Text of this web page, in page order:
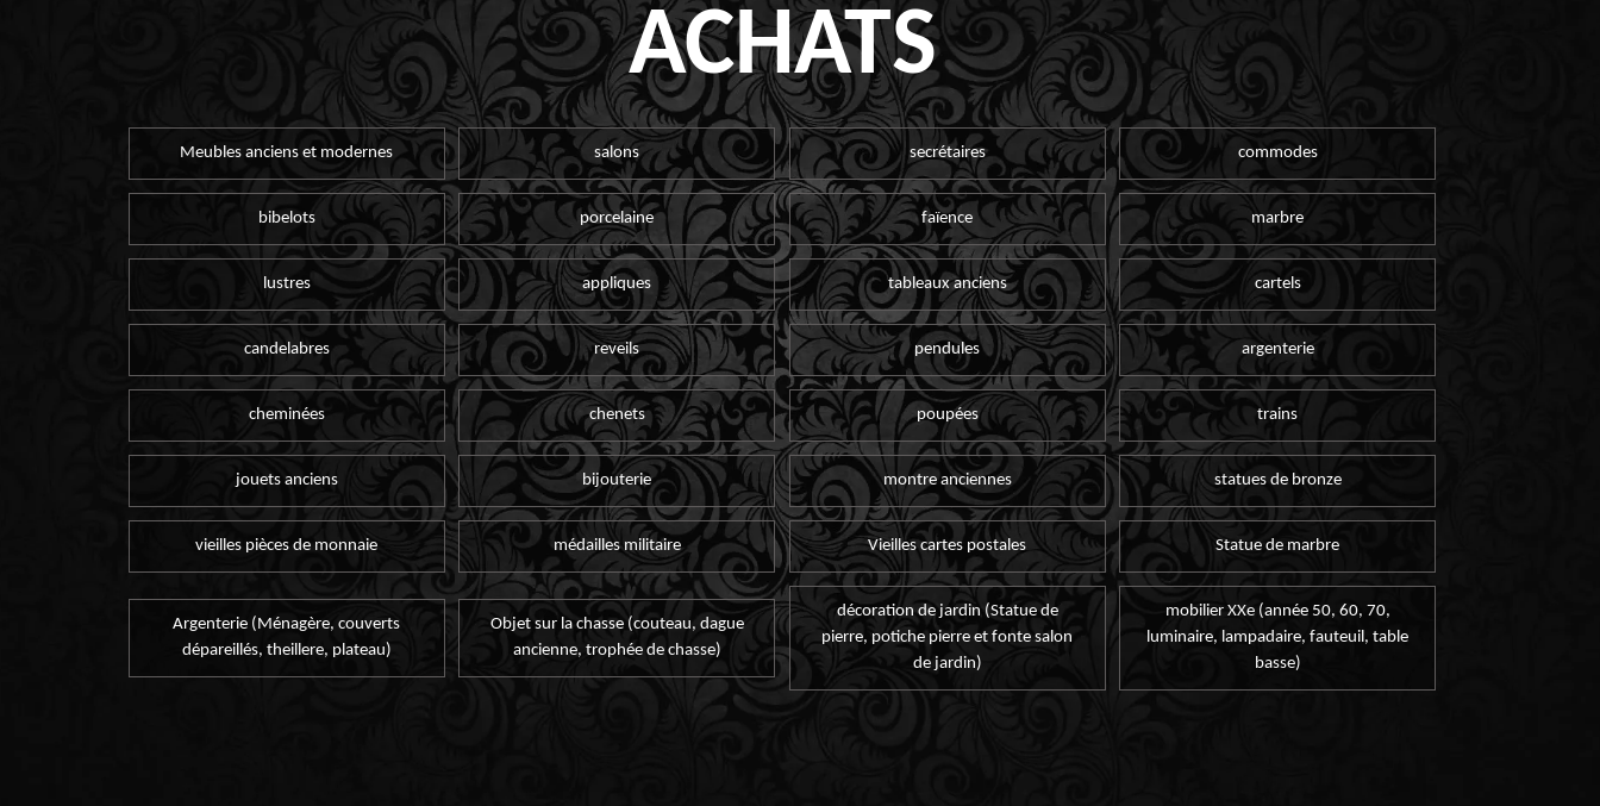
ACHATS
Meubles anciens et modernes salons secrétaires commodes
bibelots porcelaine faïence marbre
lustres appliques tableaux anciens cartels
candelabres reveils pendules argenterie
cheminées chenets poupées trains
jouets anciens bijouterie montre anciennes statues de bronze
vieilles pièces de monnaie médailles militaire Vieilles cartes postales Statue de marbre
Argenterie (Ménagère, couverts
dépareillés, theillere, plateau)
Objet sur la chasse (couteau, dague
ancienne, trophée de chasse)
décoration de jardin (Statue de
pierre, potiche pierre et fonte salon
de jardin)
mobilier XXe (année 50, 60, 70,
luminaire, lampadaire, fauteuil, table
basse)